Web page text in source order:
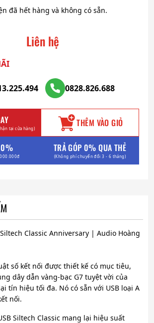
đã hết hàng và không có sẵn.
Liên hệ
0828.826.688
tại cửa hàng) THÊM VÀO GIỎ
0% TRẢ GÓP 0% QUA THẺ
(Không phí chuyển đổi 3 - 6 tháng)
Classic Anniversary | Audio Hoàng
số kết nối được thiết kế có mục tiêu,
dây dẫn vàng-bạc G7 tuyệt vời của
tín hiệu tối đa. Nó có sẵn với USB loại A
nối.
Siltech Classic mang lại hiệu suất